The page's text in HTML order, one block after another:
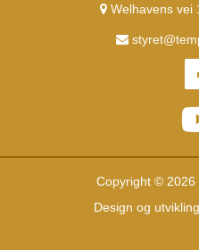
Welhavens vei
Copyright © 2026
Design og